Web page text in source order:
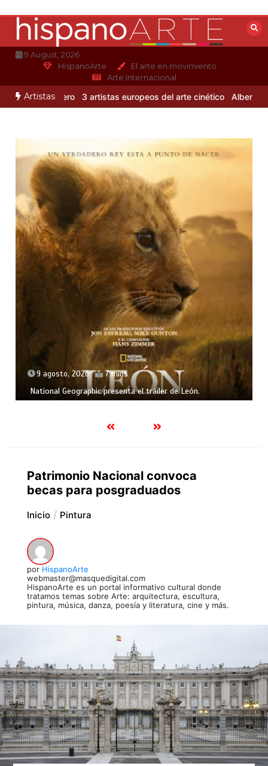
contenido
9 August, 2026
HispanoArte
El arte en movimiento
Arte Internacional
Artistas
Otero 3 artistas europeos del arte cinético Albert
9 agosto, 2026 7 mins
National Geographic presenta el tráiler de León.
Patrimonio Nacional convoca
becas para posgraduados
Inicio Pintura
por HispanoArte
webmaster@masquedigital.com
HispanoArte es un portal informativo cultural donde
tratamos temas sobre Arte: arquitectura, escultura,
pintura, música, danza, poesía y literatura, cine y más.